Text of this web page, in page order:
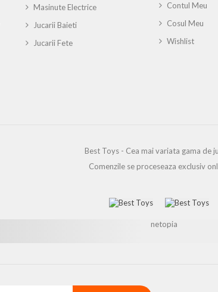
Masinute Electrice
Jucarii Baieti
Jucarii Fete
Contul Meu
Cosul Meu
Wishlist
Best Toys - Cea mai variata gama de
Comenzile se proceseaza exclusiv